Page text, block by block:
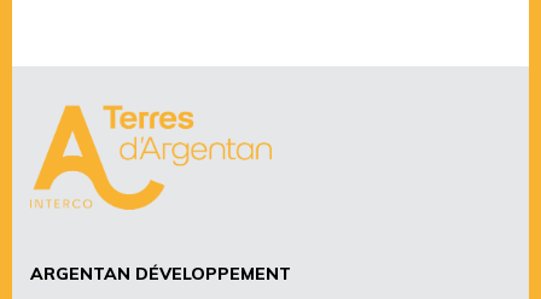
ARGENTAN DÉVELOPPEMENT